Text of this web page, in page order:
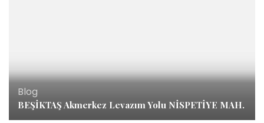
Blog
BEŞİKTAŞ Akmerkez Levazım Yolu NİSPETİYE MAH.